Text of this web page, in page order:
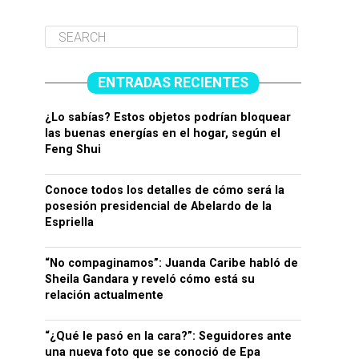
ENTRADAS RECIENTES
¿Lo sabías? Estos objetos podrían bloquear
las buenas energías en el hogar, según el
Feng Shui
Conoce todos los detalles de cómo será la
posesión presidencial de Abelardo de la
Espriella
“No compaginamos”: Juanda Caribe habló de
Sheila Gandara y reveló cómo está su
relación actualmente
“¿Qué le pasó en la cara?”: Seguidores ante
una nueva foto que se conoció de Epa